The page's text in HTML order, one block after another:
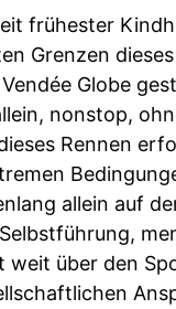
frühester
Grenzen
Globe
nonstop,
Rennen
allein auf
über den